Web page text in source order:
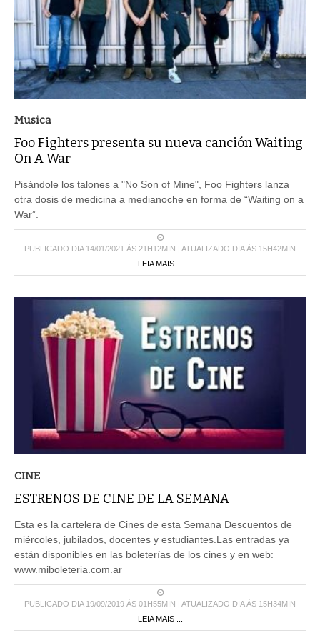
Musica
Foo Fighters presenta su nueva canción Waiting
On A War
Pisándole los talones a "No Son of Mine", Foo Fighters lanza
otra dosis de medicina a medianoche en forma de “Waiting on a
War”.
PUBLICADO DIA 14/01/2021 ÀS 21H12MIN | ATUALIZADO DIA ÀS 15H42MIN
LEIA MAIS ...
CINE
ESTRENOS DE CINE DE LA SEMANA
Esta es la cartelera de Cines de esta Semana Descuentos de
miércoles, jubilados, docentes y estudiantes.Las entradas ya
están disponibles en las boleterías de los cines y en web:
www.miboleteria.com.ar
PUBLICADO DIA 19/09/2019 ÀS 01H55MIN | ATUALIZADO DIA ÀS 15H34MIN
LEIA MAIS ...